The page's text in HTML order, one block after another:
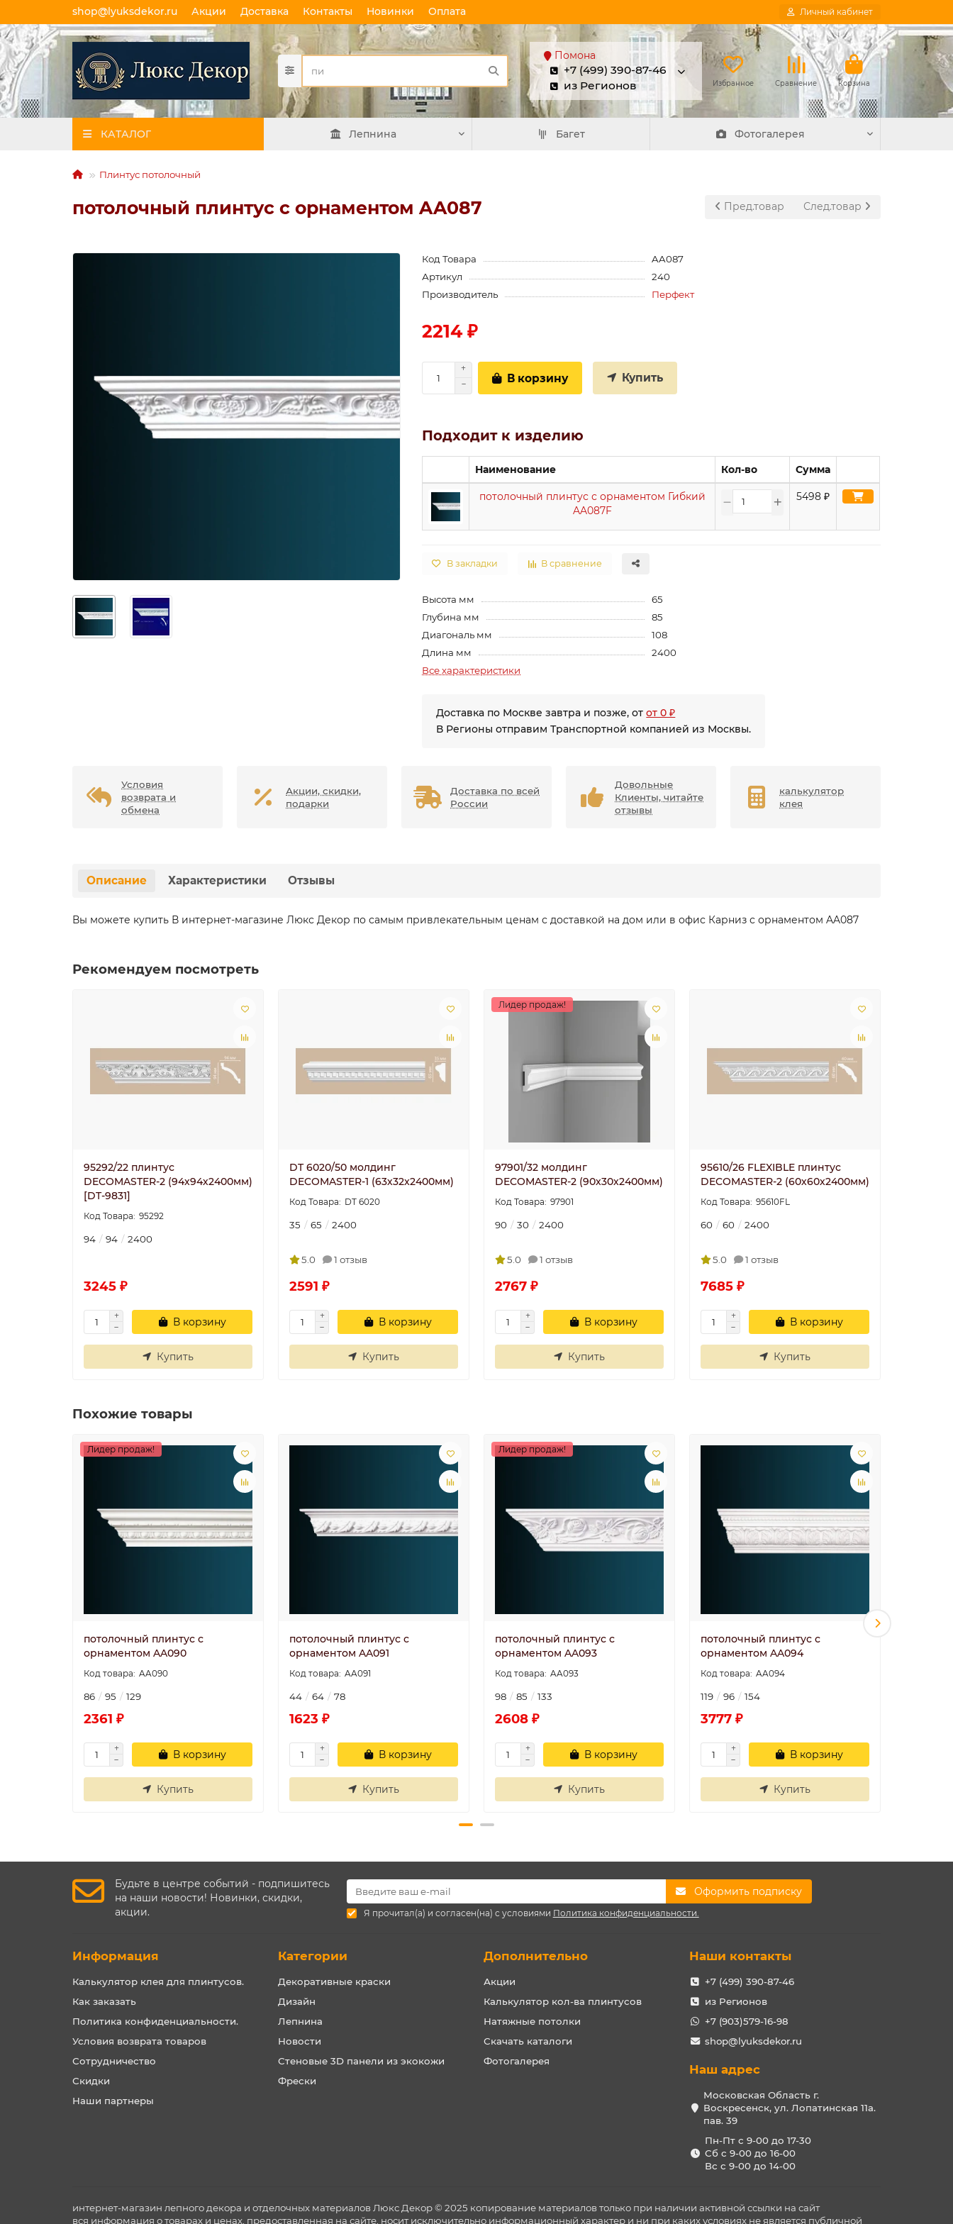
shop@lyuksdekor.ru Акции Доставка Контакты Новинки Оплата Личный кабинет
Помона
+7 (499) 390-87-46
из Регионов
Избранное Сравнение Корзина
КАТАЛОГ Лепнина Багет Фотогалерея
Плинтус потолочный
Пред.товар След.товар
потолочный плинтус с орнаментом AA087
Код Товара
AA087
Артикул
240
Производитель
Перфект
2214 ₽
В корзину Купить
Подходит к изделию
Наименование Кол-во Сумма
потолочный плинтус с орнаментом Гибкий
AA087F
5498 ₽
В закладки В сравнение
Высота мм
65
Глубина мм
85
Диагональ мм
108
Длина мм
2400
Все характеристики
Доставка по Москве завтра и позже, отот 0 ₽
В Регионы отправим Транспортной компанией из Москвы.
Условия
возврата и
обмена
Акции, скидки,
подарки
Доставка по всей
России
Довольные
Клиенты, читайте
отзывы
калькулятор
клея
Описание Характеристики Отзывы
Вы можете купить В интернет-магазине Люкс Декор по самым привлекательным ценам с доставкой на дом или в офис Карниз с орнаментом AA087
Рекомендуем посмотреть
95292/22 плинтус
DECOMASTER-2 (94х94х2400мм)
[DT-9831]
95292
94 94 2400
3245 ₽
В корзину
Купить
DT 6020/50 молдинг
DECOMASTER-1 (63х32x2400мм)
DT 6020
35 65 2400
5.0 1 отзыв
2591 ₽
В корзину
Купить
Лидер продаж!
97901/32 молдинг
DECOMASTER-2 (90х30х2400мм)
97901
90 30 2400
5.0 1 отзыв
2767 ₽
В корзину
Купить
95610/26 FLEXIBLE плинтус
DECOMASTER-2 (60х60х2400мм)
95610FL
60 60 2400
5.0 1 отзыв
7685 ₽
В корзину
Купить
Похожие товары
Лидер продаж!
потолочный плинтус с
орнаментом AA090
AA090
86 95 129
2361 ₽
В корзину
Купить
потолочный плинтус с
орнаментом AA091
AA091
44 64 78
1623 ₽
В корзину
Купить
Лидер продаж!
потолочный плинтус с
орнаментом AA093
AA093
98 85 133
2608 ₽
В корзину
Купить
потолочный плинтус с
орнаментом AA094
AA094
119 96 154
3777 ₽
В корзину
Купить
Будьте в центре событий - подпишитесь
на наши новости! Новинки, скидки,
акции.
Оформить подписку
Я прочитал(а) и согласен(на) с условиями Политика конфиденциальности.
Информация
Калькулятор клея для плинтусов.
Как заказать
Политика конфиденциальности.
Условия возврата товаров
Сотрудничество
Скидки
Наши партнеры
Категории
Декоративные краски
Дизайн
Лепнина
Новости
Стеновые 3D панели из экокожи
Фрески
Дополнительно
Акции
Калькулятор кол-ва плинтусов
Натяжные потолки
Скачать каталоги
Фотогалерея
Наши контакты
+7 (499) 390-87-46
из Регионов
+7 (903)579-16-98
shop@lyuksdekor.ru
Наш адрес
Московская Область г.
Воскресенск, ул. Лопатинская 11а.
пав. 39
Пн-Пт с 9-00 до 17-30
Сб с 9-00 до 16-00
Вс с 9-00 до 14-00
интернет-магазин лепного декора и отделочных материалов Люкс Декор © 2025 копирование материалов только при наличии активной ссылки на сайт
вся информация о товарах и ценах, предоставленная на сайте, носит исключительно информационный характер и ни при каких условиях не является публичной